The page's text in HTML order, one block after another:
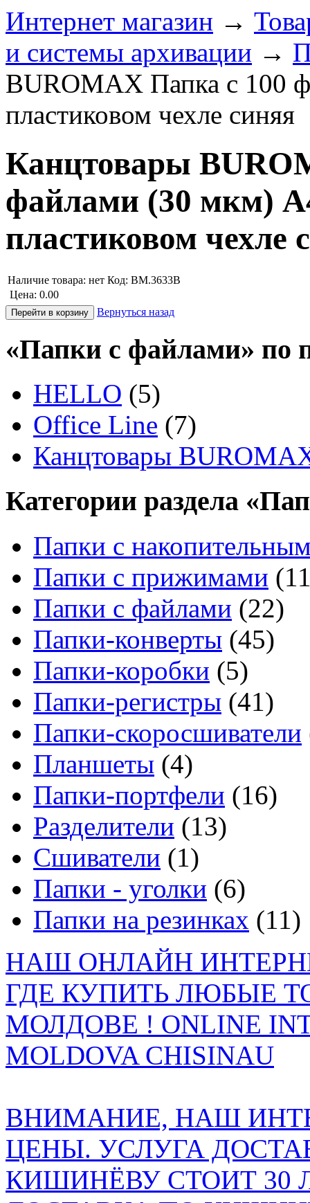
Интернет магазин →
и системы архивации →
BUROMAX Папка с 100
пластиковом чехле синяя
Канцтовары
файлами (30 мкм)
пластиковом чехле
Наличие товара: нет Код: BM.3633B
Цена: 0.00
Вернуться назад
«Папки с файлами» по
HELLO (5)
Office Line (7)
Канцтовары
Категории раздела
Папки с
Папки с прижимами
Папки с файлами (22)
Папки-конверты (45)
Папки-коробки (5)
Папки-регистры (41)
Папки-скоросшиватели
Планшеты (4)
Папки-портфели (16)
Разделители (13)
Сшиватели (1)
Папки - уголки (6)
Папки на резинках (11)
НАШ ОНЛАЙН
ГДЕ КУПИТЬ ЛЮБЫЕ
МОЛДОВЕ ! ONLINE
MOLDOVA CHISINAU
ВНИМАНИЕ, НАШ
ЦЕНЫ. УСЛУГА
КИШИНЁВУ СТОИТ 30